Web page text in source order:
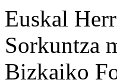
Euskal
Sorkuntza
Bizkaiko